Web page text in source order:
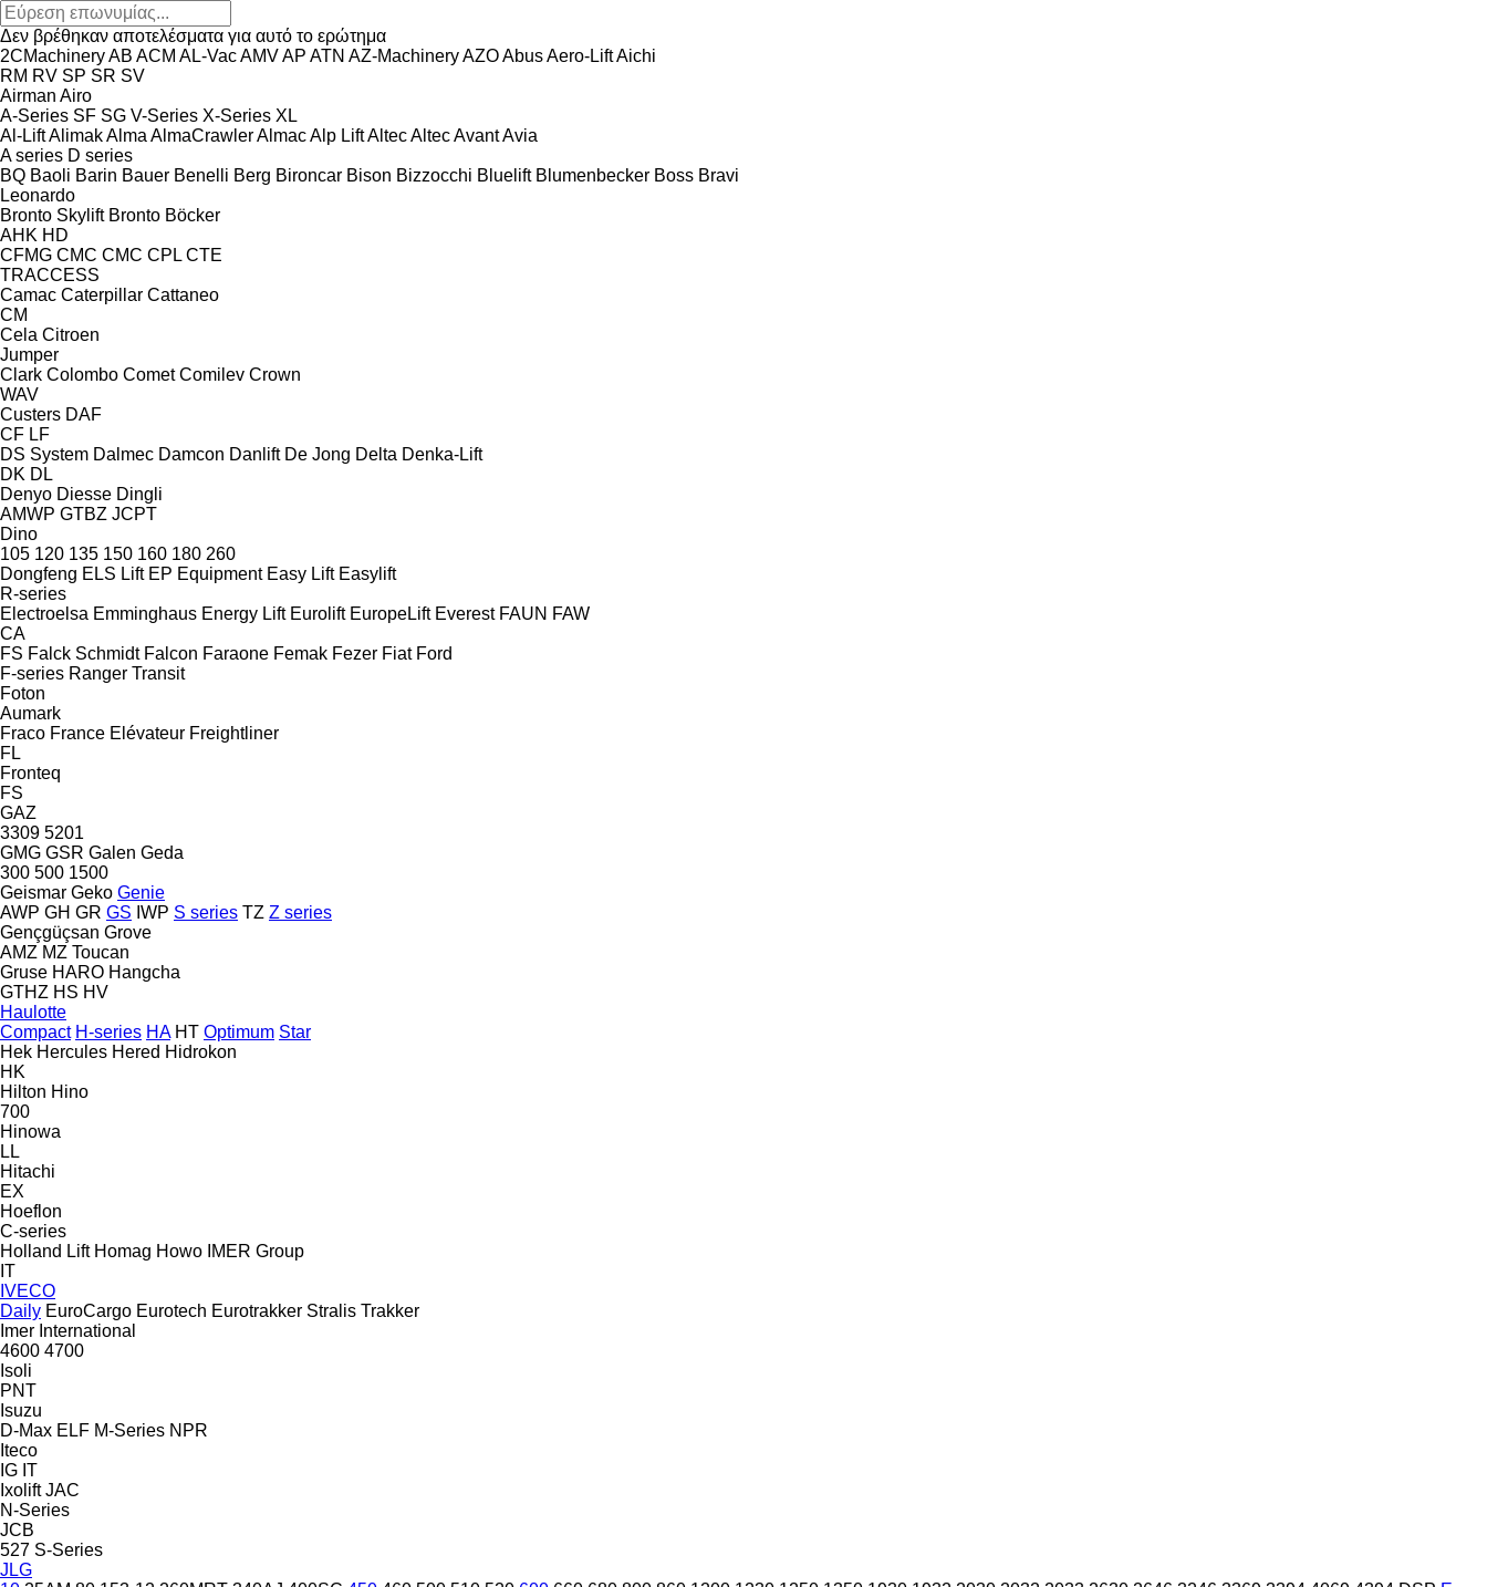
Δεν βρέθηκαν αποτελέσματα για αυτό το ερώτημα
2CMachineryAB ACM AL-VacAMVAP ATN AZ-MachineryAZOAbusAero-LiftAichi
RM RV SP SR SV
Airman Airo
A-Series SF SG V-Series X-Series XL
Al-LiftAlimakAlma AlmaCrawlerAlmacAlp LiftAltecAltecAvantAvia
A series D series
BQ Baoli Barin Bauer Benelli Berg Bironcar Bison Bizzocchi Bluelift Blumenbecker Boss Bravi
Leonardo
Bronto Skylift Bronto Böcker
AHK HD
CFMG CMC CMC CPL CTE
TRACCESS
Camac Caterpillar Cattaneo
CM
Cela Citroen
Jumper
Clark Colombo Comet Comilev Crown
WAV
Custers DAF
CF LF
DS System Dalmec Damcon Danlift De Jong Delta Denka-Lift
DK DL
Denyo Diesse Dingli
AMWP GTBZ JCPT
Dino
105 120 135 150 160 180 260
Dongfeng ELS Lift EP Equipment Easy Lift Easylift
R-series
Electroelsa Emminghaus Energy Lift Eurolift EuropeLift Everest FAUN FAW
CA
FS Falck Schmidt Falcon Faraone Femak Fezer Fiat Ford
F-series Ranger Transit
Foton
Aumark
Fraco France Elévateur Freightliner
FL
Fronteq
FS
GAZ
3309 5201
GMG GSR Galen Geda
300 500 1500
Geismar Geko Genie
AWP GH GR GS IWP S series TZ Z series
Gençgüçsan Grove
AMZ MZ Toucan
Gruse HARO Hangcha
GTHZ HS HV
Haulotte
Compact H-series HA HT Optimum Star
Hek Hercules Hered Hidrokon
HK
Hilton Hino
700
Hinowa
LL
Hitachi
EX
Hoeflon
C-series
Holland Lift Homag Howo IMER Group
IT
IVECO
Daily EuroCargo Eurotech Eurotrakker Stralis Trakker
Imer International
4600 4700
Isoli
PNT
Isuzu
D-Max ELF M-Series NPR
Iteco
IG IT
Ixolift JAC
N-Series
JCB
527 S-Series
JLG